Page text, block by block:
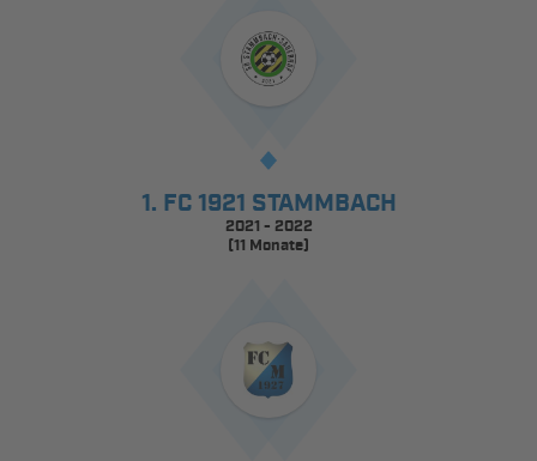
1. FC 1921 STAMMBACH
2021 - 2022
(11 Monate)